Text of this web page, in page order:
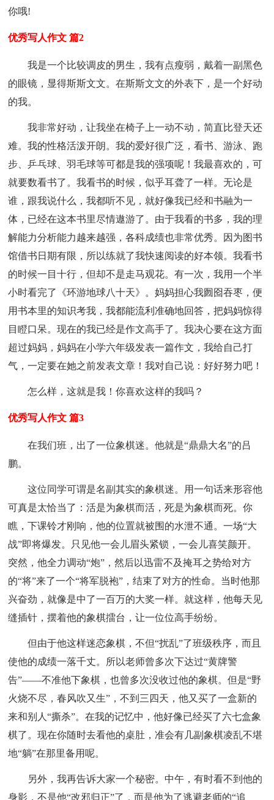
你哦!
优秀写人作文 篇2
我是一个比较调皮的男生，我有点瘦弱，戴着一副黑色
的眼镜，显得斯斯文文。在斯斯文文的外表下，是一个好动
的我。
我非常好动，让我坐在椅子上一动不动，简直比登天还
难。我的性格活泼开朗。我的爱好很广泛，看书、游泳、跑
步、乒乓球、羽毛球等可都是我的强项呢！我最喜欢的，可
就要数看书了。我看书的时候，似乎耳聋了一样。无论是
谁，跟我说什么，我都听不见，就好像我已经和书融为一
体，已经在这本书里尽情遨游了。由于我看的书多，我的理
解能力分析能力越来越强，各科成绩也非常优秀。因为图书
馆借书日期有限，所以练就了我快速阅读的好本领。我看书
的时候一目十行，但却不是走马观花。有一次，我用一个半
小时看完了《环游地球八十天》。妈妈担心我囫囵吞枣，便
用书本里的知识考我，我都能流利准确地回答，把妈妈惊得
目瞪口呆。现在的我已经是作文高手了。我决心要在这方面
超过妈妈，妈妈在小学六年级发表一篇作文，我给自己打
气，一定要在她之前发表文章！我对自己说：好好努力吧！
怎么样，这就是我！你喜欢这样的我吗？
优秀写人作文 篇3
在我们班，出了一位象棋迷。他就是“鼎鼎大名”的吕
鹏。
这位同学可谓是名副其实的象棋迷。用一句话来形容他
可真是太恰当了：活是为象棋而活，死是为象棋而死。你
瞧，下课铃才刚响，他的位置就被围的水泄不通。一场“大
战”即将爆发。只见他一会儿眉头紧锁，一会儿喜笑颜开。
突然，他全力调动“炮”，然后以迅雷不及掩耳之势给对方
的“将”来了一个“将军脱袍”，结束了对方的性命。当时他那
兴奋劲，就像是中了一百万的大奖一样。就这样，他每天见
缝插针，摆着他的象棋擂台，让一位位高手纷纷。
但由于他这样迷恋象棋，不但“扰乱”了班级秩序，而且
使他的成绩一落千丈。所以老师曾多次下达过“黄牌警
告”——不准他下象棋，也曾多次没收过他的象棋。但是“野
火烧不尽，春风吹又生”，不到三四天，他又买了一盒新的
来和别人“撕杀”。在我的记忆中，他好像已经买了六七盒象
棋了。现在你随时去看他的桌肚，准会有几副象棋凌乱不堪
地“躺”在那里备用呢。
另外，我再告诉大家一个秘密。中午，有时看不到他的
身影，不是他“改邪归正”了，而是他为了逃避老师的“追